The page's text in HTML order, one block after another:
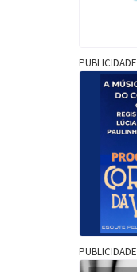
PUBLICIDADE
PUBLICIDADE